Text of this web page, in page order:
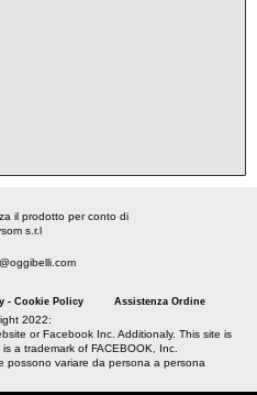
il prodotto per conto di
s.r.l
- Cookie Policy Assistenza Ordine
2022:
or Facebook Inc. Additionaly. This site is
a trademark of FACEBOOK, Inc.
possono variare da persona a persona